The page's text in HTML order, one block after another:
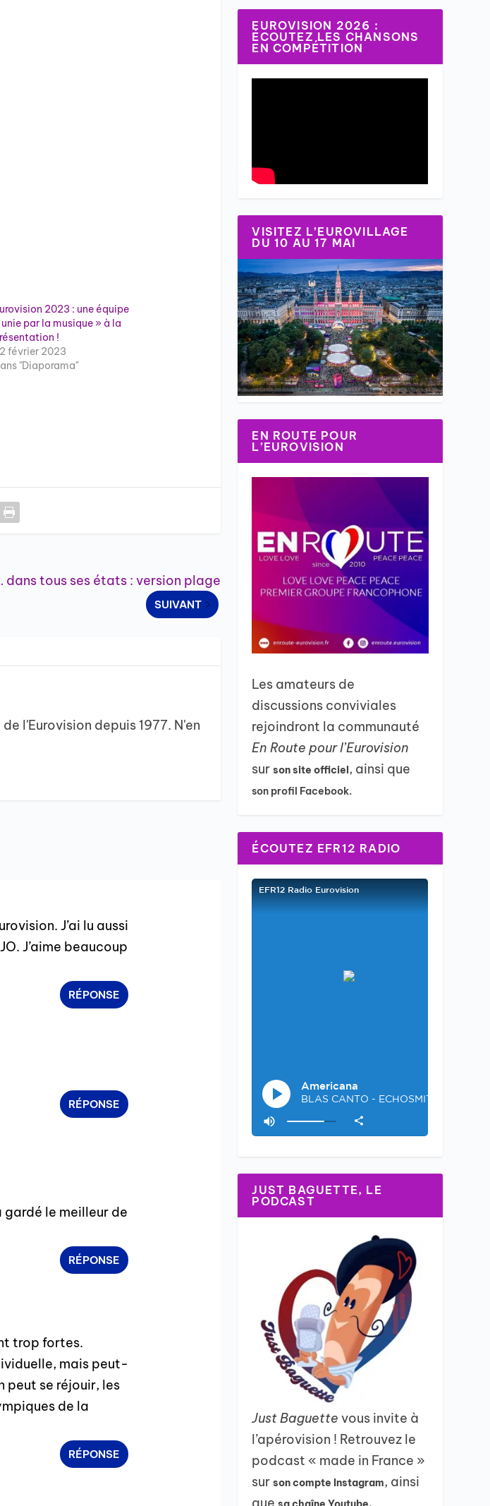
2023 : une équipe
par la musique » à la
!
février 2023
"Diaporama"
dans tous ses états : version plage
SUIVANT
l'Eurovision depuis 1977. N'en
J’ai lu aussi
J’aime beaucoup
RÉPONSE
RÉPONSE
gardé le meilleur de
RÉPONSE
trop fortes.
mais peut-
peut se réjouir, les
de la
RÉPONSE
EUROVISION 2026 :
ÉCOUTEZ LES CHANSONS
EN COMPÉTITION
VISITEZ L’EUROVILLAGE
DU 10 AU 17 MAI
EN ROUTE POUR
L’EUROVISION
Les amateurs de
discussions conviviales
rejoindront la communauté
En Route pour l’Eurovision
surson site officiel, ainsi que
son profil Facebook.
ÉCOUTEZ EFR12 RADIO
JUST BAGUETTE, LE
PODCAST
Just Baguettevous invite à
l’apérovision ! Retrouvez le
podcast « made in France »
surson compte Instagram, ainsi